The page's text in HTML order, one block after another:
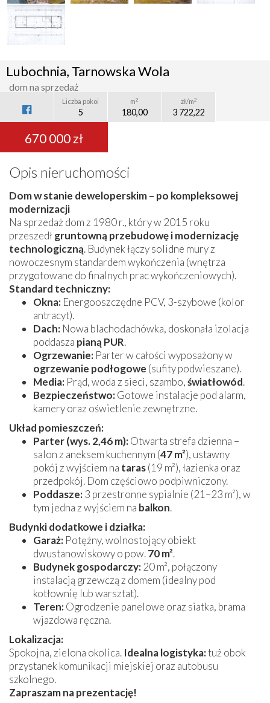
Lubochnia, Tarnowska Wola
dom na sprzedaż
Liczba pokoi
5
m2
180,00
zł/m2
3 722,22
670 000 zł
Opis nieruchomości
Dom w stanie deweloperskim – po kompleksowej
modernizacji
Na sprzedaż dom z 1980 r., który w 2015 roku
przeszedłgruntowną przebudowę i modernizację
technologiczną. Budynek łączy solidne mury z
nowoczesnym standardem wykończenia (wnętrza
przygotowane do finalnych prac wykończeniowych).
Standard techniczny:
Okna: Energooszczędne PCV, 3-szybowe (kolor
antracyt).
Dach: Nowa blachodachówka, doskonała izolacja
poddasza pianą PUR.
Ogrzewanie: Parter w całości wyposażony w
ogrzewanie podłogowe (sufity podwieszane).
Media: Prąd, woda z sieci, szambo,światłowód.
Bezpieczeństwo:Gotowe instalacje pod alarm,
kamery oraz oświetlenie zewnętrzne.
Układ pomieszczeń:
Parter (wys. 2,46 m):Otwarta strefa dzienna –
salon z aneksem kuchennym (47 m²), ustawny
pokój z wyjściem na taras(19 m²), łazienka oraz
przedpokój. Dom częściowo podpiwniczony.
Poddasze:3 przestronne sypialnie (21–23 m²), w
tym jedna z wyjściem na balkon.
Budynki dodatkowe i działka:
Garaż: Potężny, wolnostojący obiekt
dwustanowiskowy o pow.70 m².
Budynek gospodarczy:20 m², połączony
instalacją grzewczą z domem (idealny pod
kotłownię lub warsztat).
Teren:Ogrodzenie panelowe oraz siatka, brama
wjazdowa ręczna.
Lokalizacja:
Spokojna, zielona okolica. Idealna logistyka:tuż obok
przystanek komunikacji miejskiej oraz autobusu
szkolnego.
Zapraszam na prezentację!